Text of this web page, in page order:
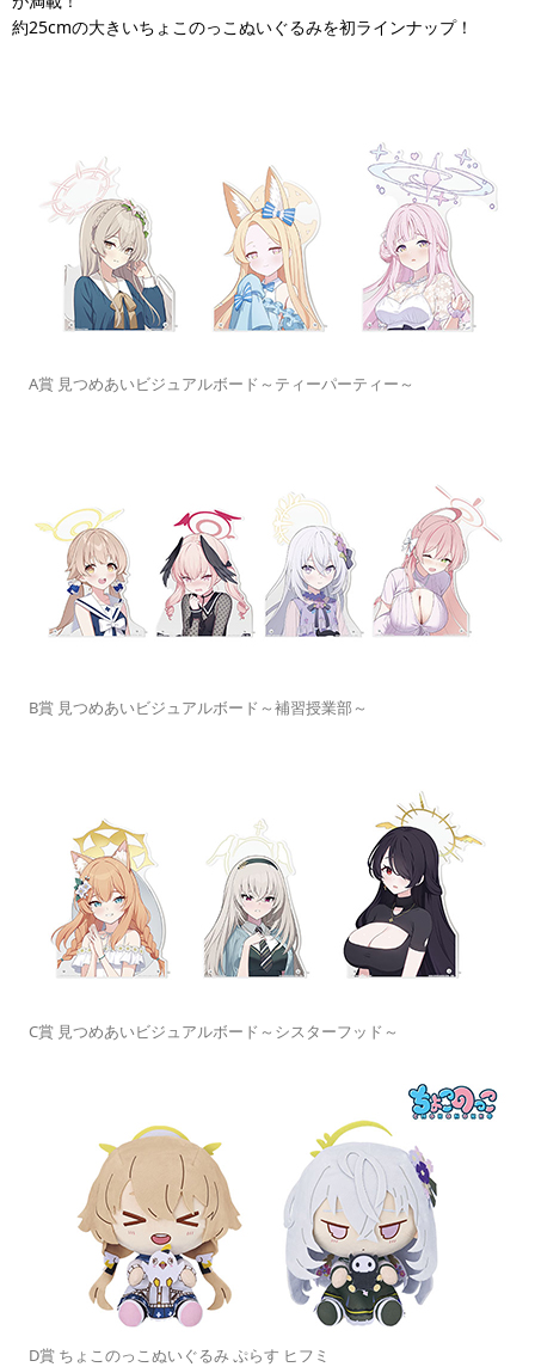
約25cmの大きいちょこのっこぬいぐるみを初ラインナップ！
A賞 見つめあいビジュアルボード～ティーパーティー～
B賞 見つめあいビジュアルボード～補習授業部～
C賞 見つめあいビジュアルボード～シスターフッド～
D賞 ちょこのっこぬいぐるみ ぷらす ヒフミ